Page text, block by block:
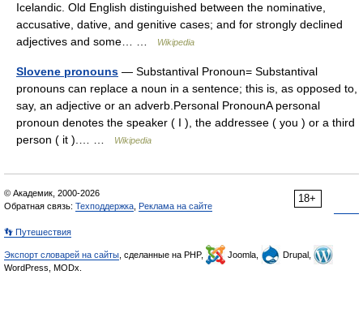
Icelandic. Old English distinguished between the nominative,
accusative, dative, and genitive cases; and for strongly declined
adjectives and some… …
Wikipedia
Slovene pronouns — Substantival Pronoun= Substantival
pronouns can replace a noun in a sentence; this is, as opposed to,
say, an adjective or an adverb.Personal PronounA personal
pronoun denotes the speaker ( I ), the addressee ( you ) or a third
person ( it ).… …
Wikipedia
18+
© Академик, 2000-2026
Обратная связь: Техподдержка Реклама на сайте
👣 Путешествия
Экспорт словарей на сайты , сделанные на PHP, Joomla,
Drupal,
WordPress, MODx.